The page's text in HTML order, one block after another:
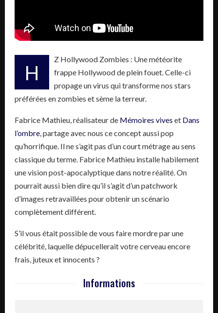
H
Z Hollywood Zombies : Une météorite
frappe Hollywood de plein fouet. Celle-ci
propage un virus qui transforme nos stars
préférées en zombies et sème la terreur.
Fabrice Mathieu, réalisateur de Mémoires vives et Dans
l’ombre, partage avec nous ce concept aussi pop
qu’horrifique. Il ne s’agit pas d’un court métrage au sens
classique du terme. Fabrice Mathieu installe habilement
une vision post-apocalyptique dans notre réalité. On
pourrait aussi bien dire qu’il s’agit d’un patchwork
d’images retravaillées pour obtenir un scénario
complètement différent.
S’il vous était possible de vous faire mordre par une
célébrité, laquelle dépucellerait votre cerveau encore
frais, juteux et innocents ?
Informations